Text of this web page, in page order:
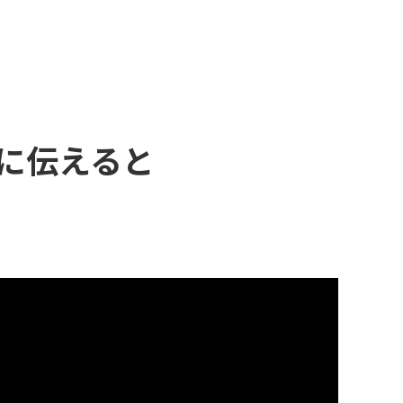
伝えると